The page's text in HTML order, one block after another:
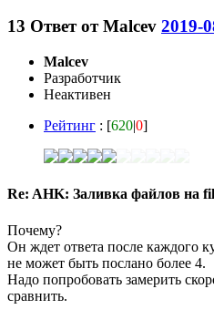
13 Ответ отMalcev 2019-
Malcev
Разработчик
Неактивен
Рейтинг : [620|0]
Re: AHK: Заливка файлов на
Почему?
Он ждет ответа после каждого
не может быть послано более 4.
Надо попробовать замерить
сравнить.